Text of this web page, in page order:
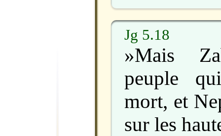
Jg 5.18
»Mais
peuple
mort, et
sur les